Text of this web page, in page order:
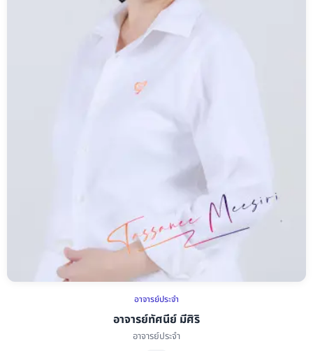
อาจารย์ประจำ
อาจารย์ทัศนีย์ มีศิริ
อาจารย์ทัศนีย์ มีศิริ
อาจารย์ประจำ